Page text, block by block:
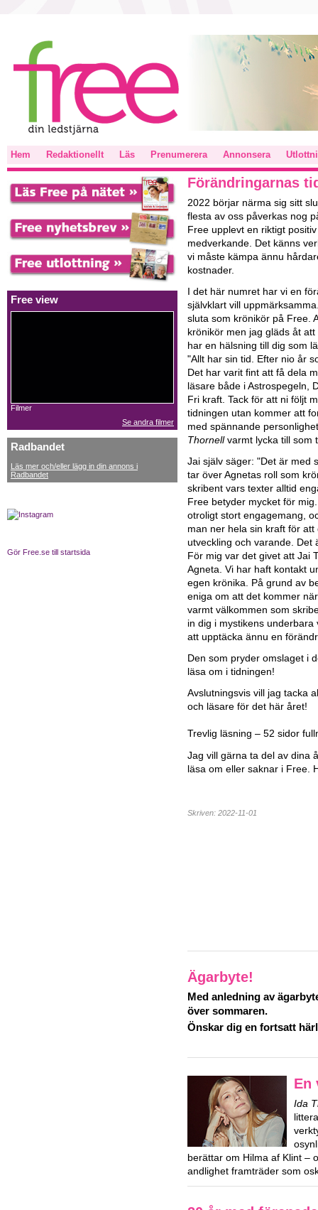
Hem Redaktionellt Läs Prenumerera Annonsera
Free view
Filmer
Se andra filmer
Radbandet
Läs mer och/eller lägg in din annons i
Radbandet
Gör Free.se till startsida
Förändringarnas
2022 börjar närma sig sitt
flesta av oss påverkas nog
Free upplevt en riktigt
medverkande. Det känns
vi måste kämpa ännu
kostnader.
I det här numret har vi en
självklart vill
sluta som krönikör på Free.
krönikör men jag gläds åt
har en hälsning till dig som
"Allt har sin tid. Efter nio år
Det har varit fint att få dela
läsare både i Astrospegeln,
Fri kraft. Tack för att ni följt
tidningen utan kommer att
med spännande
Thornellvarmt lycka till som
Jai själv säger: "Det är med
tar över Agnetas roll som
skribent vars texter alltid
Free betyder mycket för
otroligt stort engagemang,
man ner hela sin kraft för
utveckling och varande. Det
För mig var det givet att Jai
Agneta. Vi har haft kontakt
egen krönika. På grund av
eniga om att det kommer
varmt välkommen som
in dig i mystikens
att upptäcka ännu en
Den som pryder omslaget i
läsa om i tidningen!
Avslutningsvis vill jag tacka
och läsare för det här året!
Trevlig läsning – 52 sidor
Jag vill gärna ta del av dina
läsa om eller saknar i Free.
Skriven: 2022-11-01
Ägarbyte!
Med anledning av
över sommaren.
Önskar dig en fortsatt
En
Ida
berättar om Hilma af Klint –
andlighet framträder som